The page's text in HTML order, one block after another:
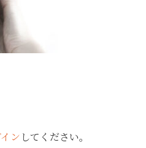
ン してください。